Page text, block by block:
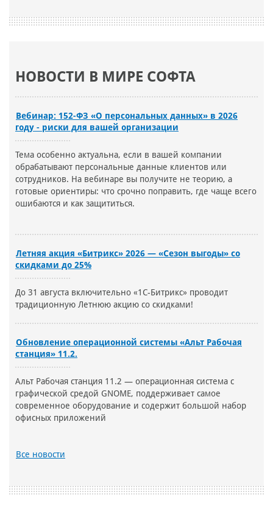
НОВОСТИ В МИРЕ СОФТА
Вебинар: 152-ФЗ «О персональных данных» в 2026
году - риски для вашей организации
Тема особенно актуальна, если в вашей компании
обрабатывают персональные данные клиентов или
сотрудников. На вебинаре вы получите не теорию, а
готовые ориентиры: что срочно поправить, где чаще всего
ошибаются и как защититься.
Летняя акция «Битрикс» 2026 — «Сезон выгоды» со
скидками до 25%
До 31 августа включительно «1С-Битрикс» проводит
традиционную Летнюю акцию со скидками!
Обновление операционной системы «Альт Рабочая
станция» 11.2.
Альт Рабочая станция 11.2 — операционная система с
графической средой GNOME, поддерживает самое
современное оборудование и содержит большой набор
офисных приложений
Все новости